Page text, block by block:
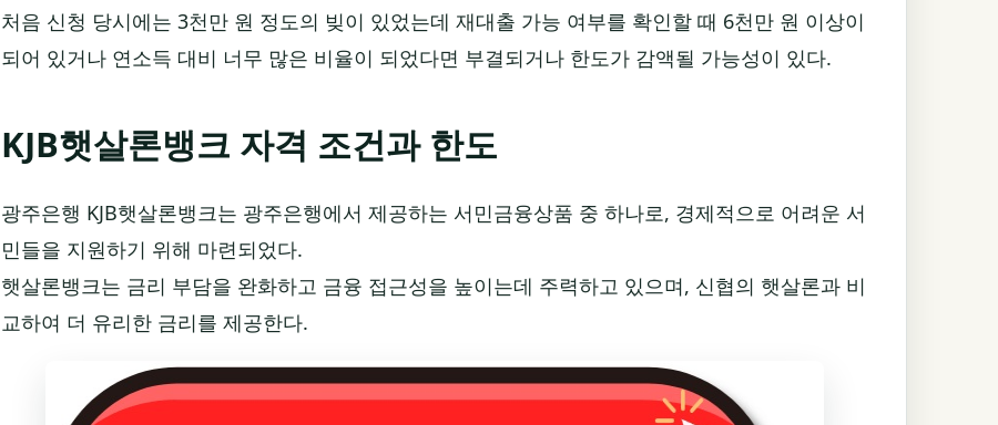
처음 신청 당시에는 3천만 원 정도의 빚이 있었는데 재대출 가능 여부를 확인할 때 6천만 원 이상이
되어 있거나 연소득 대비 너무 많은 비율이 되었다면 부결되거나 한도가 감액될 가능성이 있다.
KJB햇살론뱅크 자격 조건과 한도
광주은행 KJB햇살론뱅크는 광주은행에서 제공하는 서민금융상품 중 하나로, 경제적으로 어려운 서
민들을 지원하기 위해 마련되었다.
햇살론뱅크는 금리 부담을 완화하고 금융 접근성을 높이는데 주력하고 있으며, 신협의 햇살론과 비
교하여 더 유리한 금리를 제공한다.